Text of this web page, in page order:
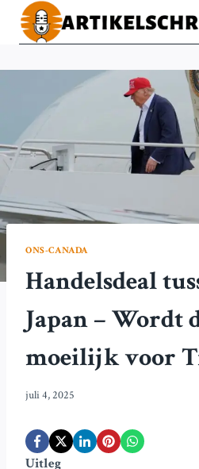
Doorgaan
naar
ONS-CANADA
Handelsdeal
Japan – Wordt
moeilijk voor
juli 4, 2025
Uitleg